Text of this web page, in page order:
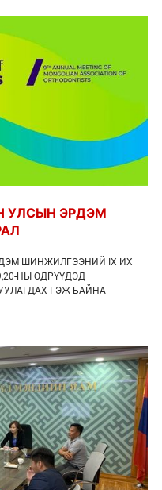
УЛСЫН ЭРДЭМ
ШИНЖИЛГЭЭНИЙ IX ИХ
НЫ ӨДРҮҮДЭД
ГЭЖ БАЙНА